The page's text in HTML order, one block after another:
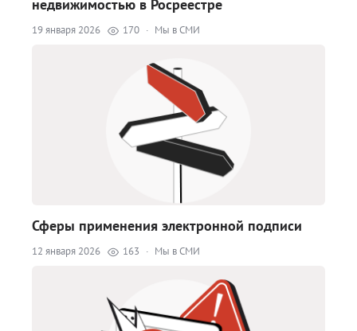
недвижимостью в Росреестре
19 января 2026 170 · Мы в СМИ
Сферы применения электронной подписи
12 января 2026 163 · Мы в СМИ